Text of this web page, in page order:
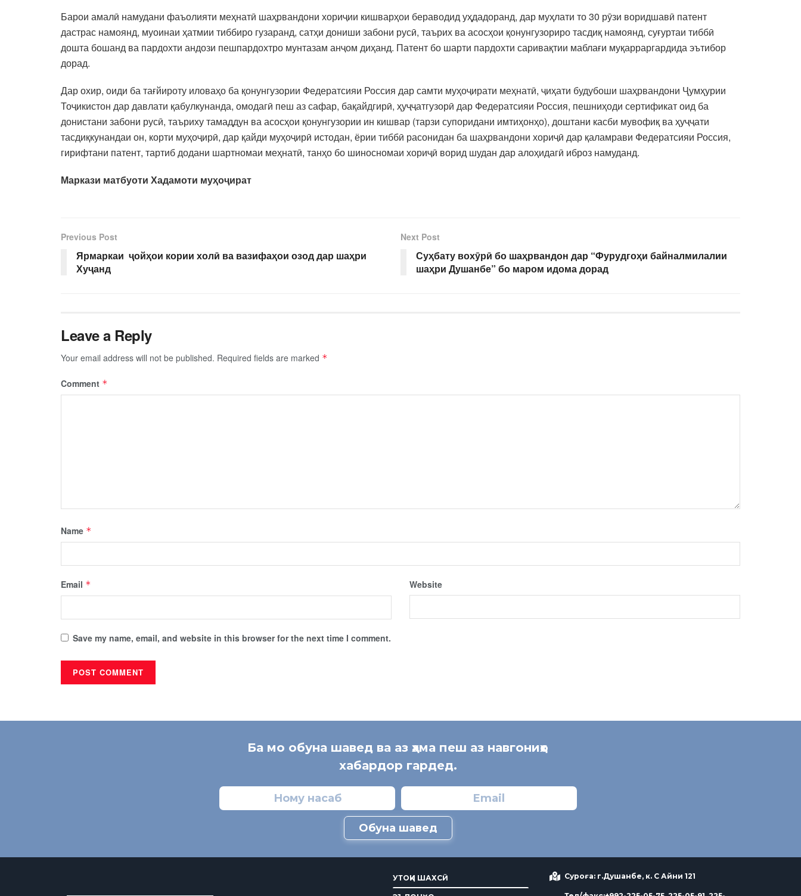
Барои амалӣ намудани фаъолияти меҳнатӣ шаҳрвандони хориҷии кишварҳои бераводид уҳдадоранд, дар муҳлати то 30 рӯзи воридшавӣ патент
дастрас намоянд, муоинаи ҳатмии тиббиро гузаранд, сатҳи дониши забони русӣ, таърих ва асосҳои қонунгузориро тасдиқ намоянд, суғуртаи тиббӣ
дошта бошанд ва пардохти андози пешпардохтро мунтазам анҷом диҳанд. Патент бо шарти пардохти саривақтии маблағи муқарраргардида эътибор
дорад.
Дар охир, оиди ба тағйироту иловаҳо ба қонунгузории Федератсияи Россия дар самти муҳоҷирати меҳнатӣ, ҷиҳати будубоши шаҳрвандони Ҷумҳурии
Тоҷикистон дар давлати қабулкунанда, омодагӣ пеш аз сафар, бақайдгирӣ, ҳуҷҷатгузорӣ дар Федератсияи Россия, пешниҳоди сертификат оид ба
донистани забони русӣ, таъриху тамаддун ва асосҳои қонунгузории ин кишвар (тарзи супоридани имтиҳонҳо), доштани касби мувофиқ ва ҳуҷҷати
тасдиқкунандаи он, корти муҳоҷирӣ, дар қайди муҳоҷирӣ истодан, ёрии тиббӣ расонидан ба шаҳрвандони хориҷӣ дар қаламрави Федератсияи Россия,
гирифтани патент, тартиб додани шартномаи меҳнатӣ, танҳо бо шиносномаи хориҷӣ ворид шудан дар алоҳидагӣ иброз намуданд.
Маркази матбуоти Хадамоти муҳоҷират
Previous Post
Ярмаркаи ҷойҳои кории холӣ ва вазифаҳои озод дар шаҳри
Хуҷанд
Next Post
Суҳбату вохӯрӣ бо шаҳрвандон дар “Фурудгоҳи байналмилалии
шаҳри Душанбе” бо маром идома дорад
Leave a Reply
Your email address will not be published. Required fields are marked *
Comment *
Name *
Email * Website
Save my name, email, and website in this browser for the next time I comment.
Ба мо обуна шавед ва аз ҳама пеш аз навгониҳо
хабардор гардед.
Обуна шавед
УТОҚИ ШАХСӢ Суроға: г.Душанбе, к. С Айни 121